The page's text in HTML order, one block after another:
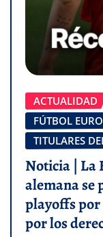
ACTUALIDAD
FÚTBOL
TITULARES
Noticia | La
alemana se
playoffs
por los